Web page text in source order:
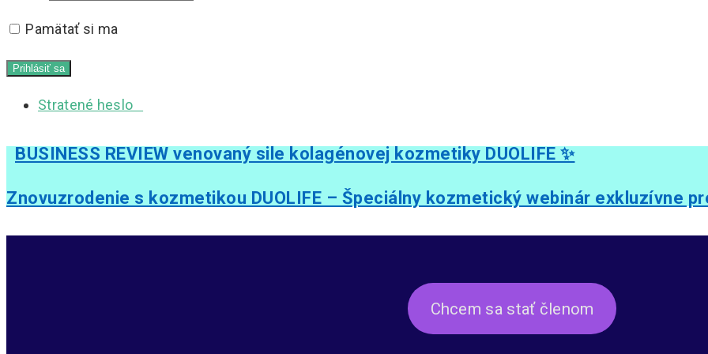
Pamätať si ma
Stratené heslo
BUSINESS REVIEW venovaný sile kolagénovej kozmetiky DUOLIFE ✨
Znovuzrodenie s kozmetikou DUOLIFE – Špeciálny kozmetický webinár exkluzívne
Chcem sa stať členom